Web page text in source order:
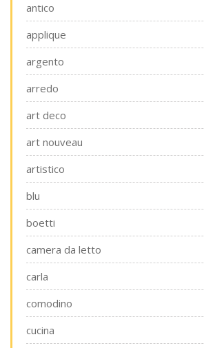
antico
applique
argento
arredo
art deco
art nouveau
artistico
blu
boetti
camera da letto
carla
comodino
cucina